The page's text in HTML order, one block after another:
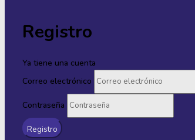
Registro
Ya tiene una cuenta
Correo electrónico
Contraseña